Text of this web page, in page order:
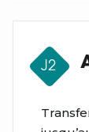
J2